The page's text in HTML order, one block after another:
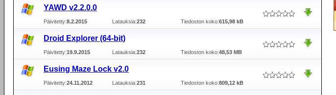
YAWD v2.2.0.0
Päivitetty:8.2.2015 Latauksia:232 Tiedoston koko:615,98 kB
Droid Explorer (64-bit)
Päivitetty:19.9.2015 Latauksia:232 Tiedoston koko:48,53 MB
Eusing Maze Lock v2.0
Päivitetty:24.11.2012 Latauksia:231 Tiedoston koko:809,12 kB